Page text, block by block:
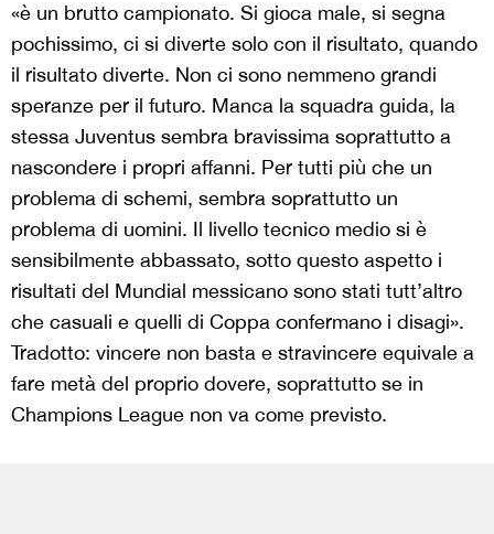
«è un brutto campionato. Si gioca male, si segna
pochissimo, ci si diverte solo con il risultato, quando
il risultato diverte. Non ci sono nemmeno grandi
speranze per il futuro. Manca la squadra guida, la
stessa Juventus sembra bravissima soprattutto a
nascondere i propri affanni. Per tutti più che un
problema di schemi, sembra soprattutto un
problema di uomini. Il livello tecnico medio si è
sensibilmente abbassato, sotto questo aspetto i
risultati del Mundial messicano sono stati tutt’altro
che casuali e quelli di Coppa confermano i disagi».
Tradotto: vincere non basta e stravincere equivale a
fare metà del proprio dovere, soprattutto se in
Champions League non va come previsto.